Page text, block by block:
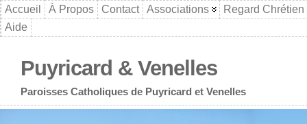
Accueil À Propos Contact Associations
Regard Chrétien
Aide
Puyricard & Venelles
Paroisses Catholiques de Puyricard et Venelles